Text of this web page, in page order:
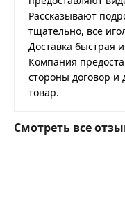
Рассказывают
тщательно, все
Доставка быстрая
Компания
стороны договор и
товар.
Смотреть все